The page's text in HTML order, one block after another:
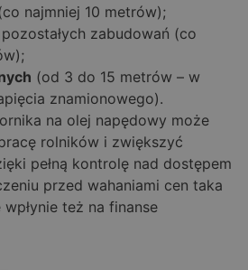
najmniej 10 metrów);
zabudowań (co
(od 3 do 15 metrów – w
znamionowego).
na olej napędowy może
rolników i zwiększyć
pełną kontrolę nad dostępem
przed wahaniami cen taka
też na finanse